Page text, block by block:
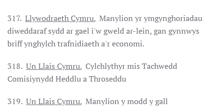
317. Llywodraeth Cymru.Manylion yr ymgynghoriadau
diweddaraf sydd ar gael i'w gweld ar-lein, gan gynnwys
briff ynghylch trafnidiaeth a'r economi.
318. Un Llais Cymru.Cylchlythyr mis Tachwedd
Comisiynydd Heddlu a Throseddu
319. Un Llais Cymru.Manylion y modd y gall